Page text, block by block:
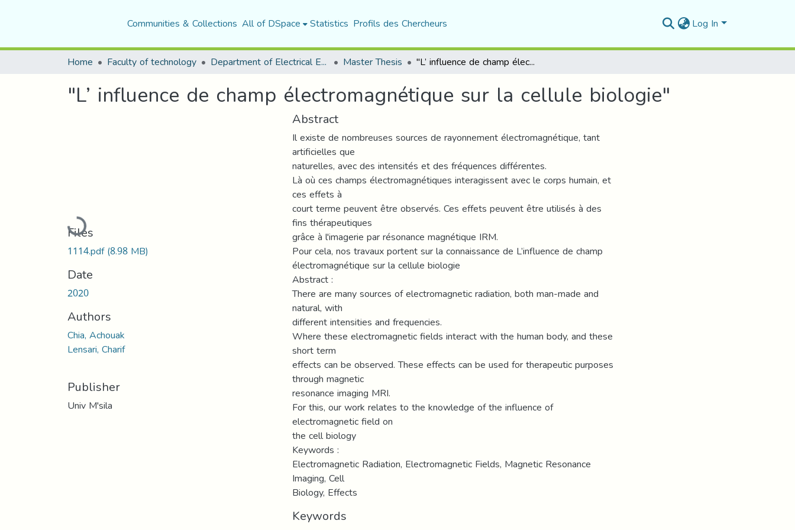
Communities & Collections All of DSpace Statistics Profils des Chercheurs Log In
Home Faculty of technology Department of Electrical Engineering Master Thesis "L’ influence de champ électromagnétique sur la cellule biologie"
"L’ influence de champ électromagnétique sur la cellule biologie"
Loading...
Files
1114.pdf(8.98 MB)
Date
2020
Authors
Chia, Achouak
Lensari, Charif
Publisher
Univ M'sila
Abstract
Il existe de nombreuses sources de rayonnement électromagnétique, tant
artificielles que
naturelles, avec des intensités et des fréquences différentes.
Là où ces champs électromagnétiques interagissent avec le corps humain, et
ces effets à
court terme peuvent être observés. Ces effets peuvent être utilisés à des
fins thérapeutiques
grâce à l'imagerie par résonance magnétique IRM.
Pour cela, nos travaux portent sur la connaissance de L’influence de champ
électromagnétique sur la cellule biologie
Abstract :
There are many sources of electromagnetic radiation, both man-made and
natural, with
different intensities and frequencies.
Where these electromagnetic fields interact with the human body, and these
short term
effects can be observed. These effects can be used for therapeutic purposes
through magnetic
resonance imaging MRI.
For this, our work relates to the knowledge of the influence of
electromagnetic field on
the cell biology
Keywords :
Electromagnetic Radiation, Electromagnetic Fields, Magnetic Resonance
Imaging, Cell
Biology, Effects
Keywords